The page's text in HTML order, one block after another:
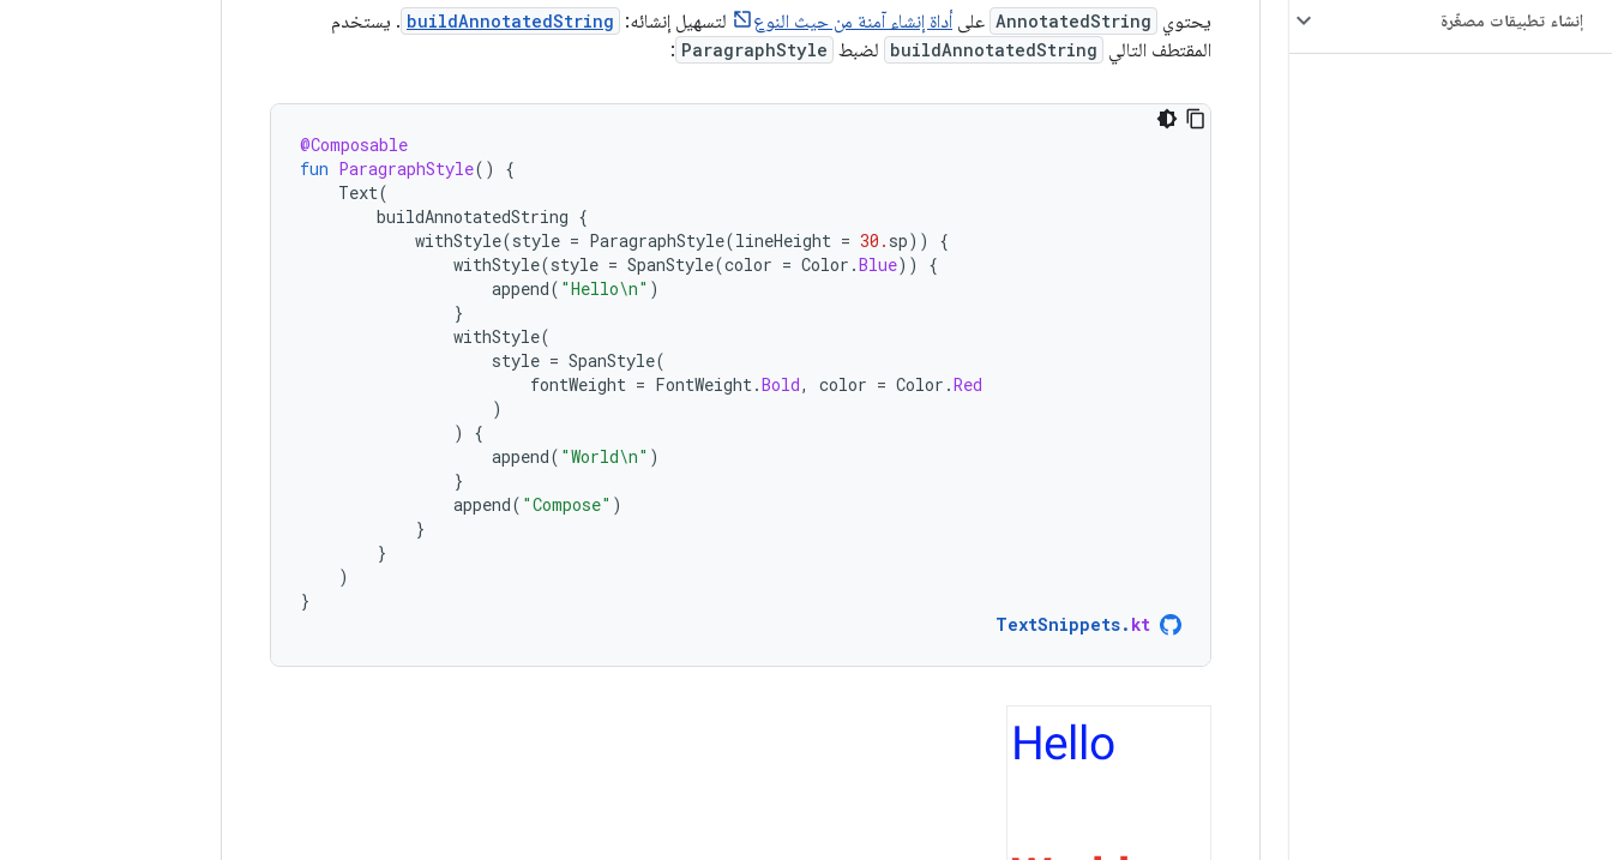
إنشاء تطبيقات مصغّرة يحتوي AnnotatedString على أداة إنشاء آمنة من حيث النوع لتسهيل إنشائه: buildAnnotatedString . يستخدم
المقتطف التالي buildAnnotatedString لضبط ParagraphStyle
:
@Composable
fun ParagraphStyle()
{
Text(
buildAnnotatedString {
withStyle(style = ParagraphStyle(lineHeight = 30. sp))
{
withStyle(style = SpanStyle(color = Color .Blue))
{
append( "Hello\n" )
}
withStyle(
style = SpanStyle(
fontWeight = FontWeight.Bold, color = Color .Red
)
)
{
append( "World\n" )
}
append( "Compose" )
}
}
)
}
TextSnippets. kt